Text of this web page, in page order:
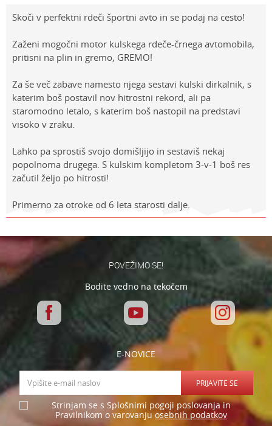
Skoči v perfektni rdeči športni avto in se podaj na cesto!
Zaženi mogočni motor kulskega rdeče-črnega avtomobila,
pritisni na plin in gremo, GREMO!
Za še več zabave namesto njega sestavi kulski dirkalnik, s
katerim boš postavil nov hitrostni rekord, ali pa
staromodno letalo, s katerim boš nastopil na predstavi
visoko v zraku.
Lahko pa sprostiš svojo domišljijo in sestaviš nekaj
popolnoma drugega. S kulskim kompletom 3-v-1 boš res
začutil željo po hitrosti!
Primerno za otroke od 6 leta starosti dalje.
Lastnosti
Vrednost
Kategorija
LEGO CREATOR
Znamke
Lego
Univerzalno
Starost
7-8 let
E-mail
Sporočilo
Varnostno vprašanje: Koliko je 2 + 3 :
POVEŽIMO SE!
Bodite vedno na tekočem
E-NOVICE
PRIJAVITE SE
Strinjam se s Splošnimi pogoji poslovanja in
Pravilnikom o varovanju osebnih podatkov